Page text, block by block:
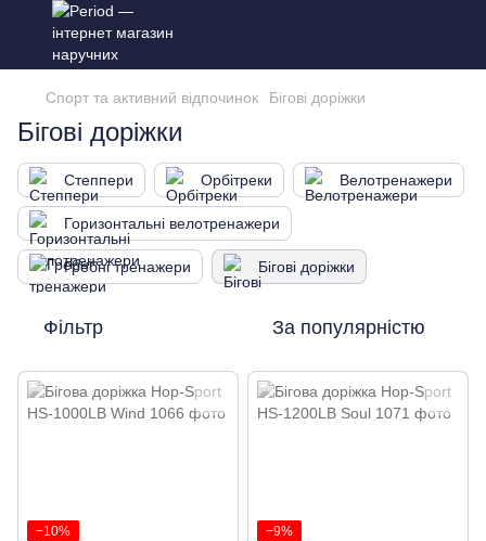
Спорт та активний відпочинок Бігові доріжки
Бігові доріжки
Степпери Орбітреки Велотренажери
Горизонтальні велотренажери
Гребні тренажери Бігові доріжки
Фільтр За популярністю
−10% −9%